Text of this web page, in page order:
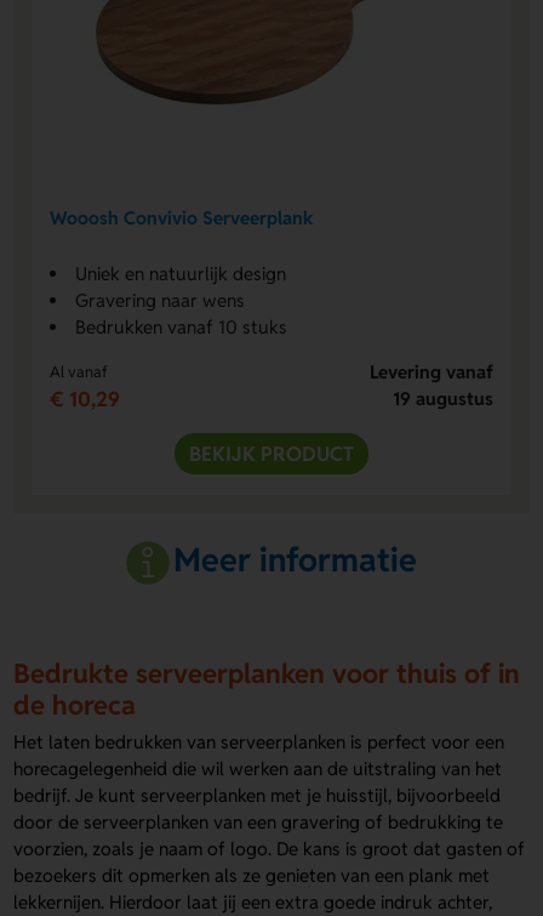
Wooosh Convivio Serveerplank
Uniek en natuurlijk design
Gravering naar wens
Bedrukken vanaf 10 stuks
Al vanaf
€ 10,29
Levering vanaf
19 augustus
BEKIJK PRODUCT
Meer informatie
Bedrukte serveerplanken voor thuis of in
de horeca
Het laten bedrukken van serveerplanken is perfect voor een
horecagelegenheid die wil werken aan de uitstraling van het
bedrijf. Je kunt serveerplanken met je huisstijl, bijvoorbeeld
door de serveerplanken van een gravering of bedrukking te
voorzien, zoals je naam of logo. De kans is groot dat gasten of
bezoekers dit opmerken als ze genieten van een plank met
lekkernijen. Hierdoor laat jij een extra goede indruk achter,